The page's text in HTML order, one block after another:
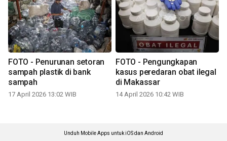
FOTO - Penurunan setoran
sampah plastik di bank
sampah
17 April 2026 13:02 WIB
FOTO - Pengungkapan
kasus peredaran obat ilegal
di Makassar
14 April 2026 10:42 WIB
Unduh Mobile Apps untuk iOS dan Android